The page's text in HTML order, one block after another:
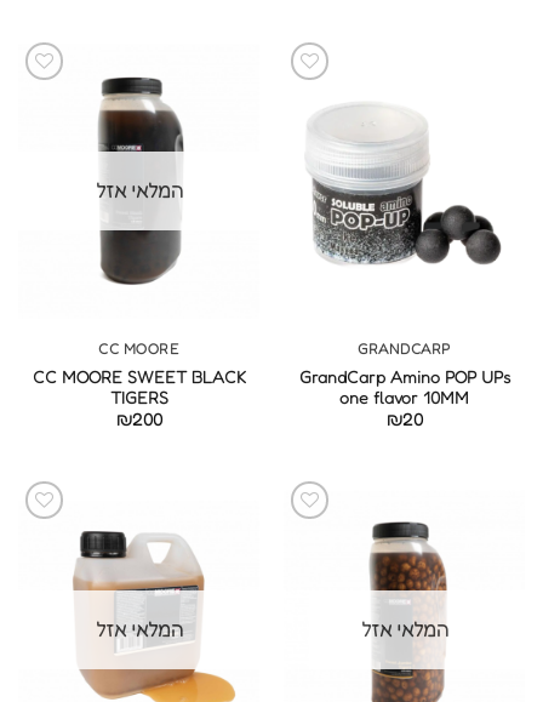
GRANDCARP
GrandCarp Amino POP UPs
one flavor 10MM
₪20
המלאי אזל
CC MOORE
CC MOORE SWEET BLACK
TIGERS
₪200
המלאי אזל המלאי אזל